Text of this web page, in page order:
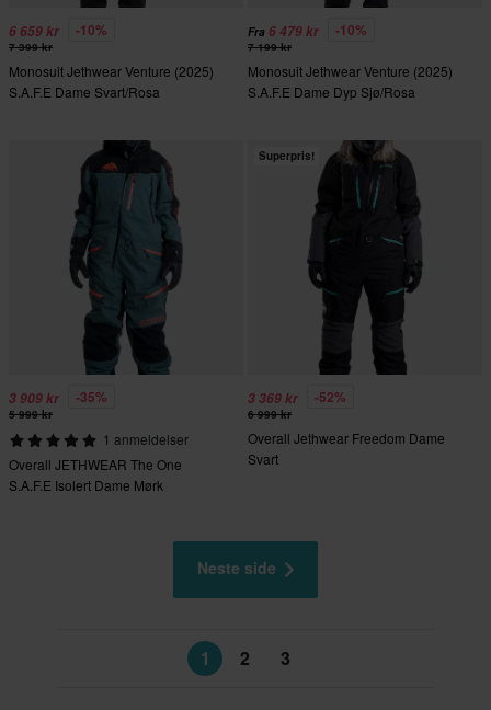
6 659 kr -10%
7 399 kr
Monosuit Jethwear Venture (2025)
S.A.F.E Dame Svart/Rosa
Fra 6 479 kr -10%
7 199 kr
Monosuit Jethwear Venture (2025)
S.A.F.E Dame Dyp Sjø/Rosa
3 909 kr -35%
5 999 kr
1 anmeldelser
Overall JETHWEAR The One
S.A.F.E Isolert Dame Mørk
Superpris!
3 369 kr -52%
6 999 kr
Overall Jethwear Freedom Dame
Svart
Neste side
1 2 3